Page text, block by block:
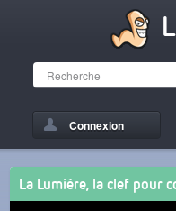
Connexion
La Lumière, la clef pour